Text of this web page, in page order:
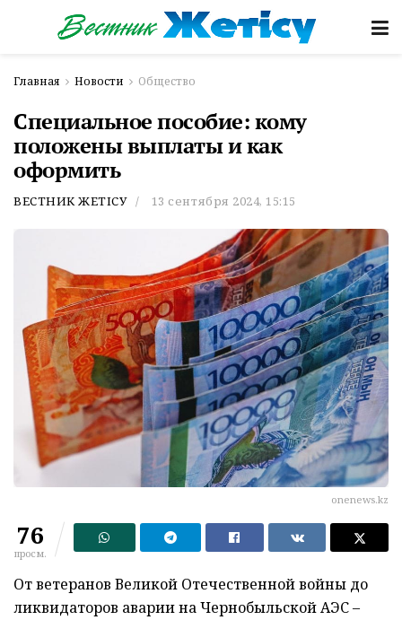
Главная Новости Общество
Специальное пособие: кому
положены выплаты и как
оформить
ВЕСТНИК ЖЕТІСУ 13 сентября 2024, 15:15
onenews.kz
76
просм.
От ветеранов Великой Отечественной войны до
ликвидаторов аварии на Чернобыльской АЭС –